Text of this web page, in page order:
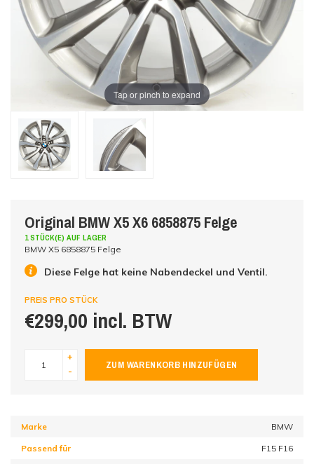
Tap or pinch to expand
Original BMW X5 X6 6858875 Felge
1 STÜCK(E) AUF LAGER
BMW X5 6858875 Felge
Diese Felge hat keine Nabendeckel und Ventil.
PREIS PRO STÜCK
€299,00 incl. BTW
+
-
ZUM WARENKORB HINZUFÜGEN
Marke BMW
Passend für F15 F16